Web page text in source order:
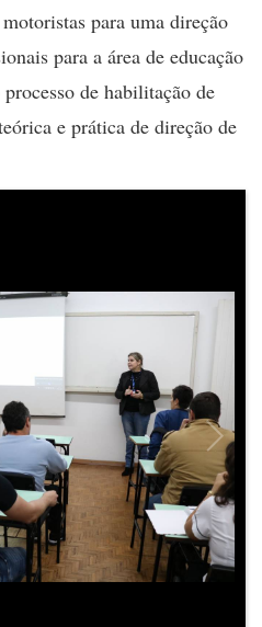
para uma direção
para a área de educação
de habilitação de
e prática de direção de